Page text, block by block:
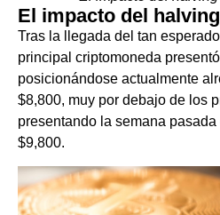
El impacto del
Tras la llegada del tan
principal criptomoneda
posicionándose actualmente
$8,800, muy por debajo de los
presentando la semana
$9,800.